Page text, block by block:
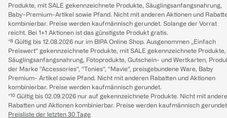
Produkte, mit SALE gekennzeichnete Produkte, Säuglingsanfangsnahrung,
Baby-Premium-Artikel sowie Pfand. Nicht mit anderen Aktionen und
kombinierbar. Preise werden kaufmännisch gerundet. Solange der Vorrat
reicht. Bei 1+1 Aktionen ist das günstigste Produkt gratis.
*⁸ Gültig bis 12.08.2026 nur im BIPA Online Shop. Ausgenommen „Einfach
Preiswert“ gekennzeichnete Produkte, mit SALE gekennzeichnete Produkte,
Säuglingsanfangsnahrung, Fotoprodukte, Gutschein- und Wertkarten,
der Marke “Accessories“, “Tonies“, “Mavie“, preisgebundene Ware, Baby
Premium- Artikel sowie Pfand. Nicht mit anderen Rabatten und Aktionen
kombinierbar. Preise werden kaufmännisch gerundet.
*¹⁰ Gültig bis 02.09.2026 nur auf gekennzeichnete Produkte. Nicht mit
Rabatten und Aktionen kombinierbar. Preise werden kaufmännisch
Preisliste der letzten 30 Tage